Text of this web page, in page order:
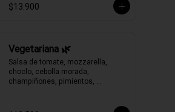
$13.900
Vegetariana 🌿
Salsa de tomate, mozzarella,
choclo, cebolla morada,
champiñones, pimientos,